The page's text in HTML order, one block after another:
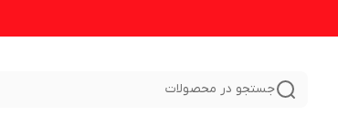
جستجو در محصولات